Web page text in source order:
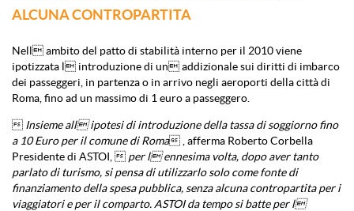
ALCUNA CONTROPARTITA
Nell ambito del patto di stabilità interno per il 2010 viene
ipotizzata l introduzione di un addizionale sui diritti di imbarco
dei passeggeri, in partenza o in arrivo negli aeroporti della città di
Roma, fino ad un massimo di 1 euro a passeggero.
Insieme all ipotesi di introduzione della tassa di soggiorno fino
a 10 Euro per il comune di Roma , afferma Roberto Corbella
Presidente di ASTOI, per l ennesima volta, dopo aver tanto
parlato di turismo, si pensa di utilizzarlo solo come fonte di
finanziamento della spesa pubblica, senza alcuna contropartita per i
viaggiatori e per il comparto. ASTOI da tempo si batte per l